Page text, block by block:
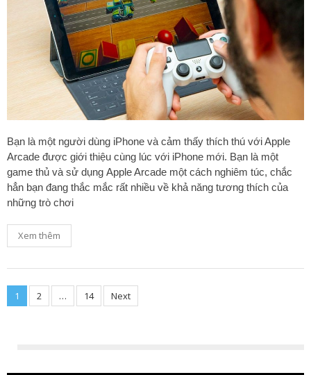
Bạn là một người dùng iPhone và cảm thấy thích thú với Apple
Arcade được giới thiệu cùng lúc với iPhone mới. Bạn là một
game thủ và sử dụng Apple Arcade một cách nghiêm túc, chắc
hẳn bạn đang thắc mắc rất nhiều về khả năng tương thích của
những trò chơi
Xem thêm
Posts
1 2 … 14 Next